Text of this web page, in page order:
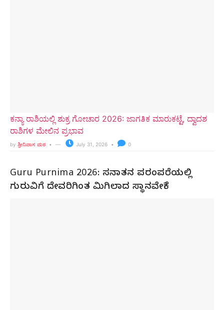
ಕನ್ಯಾ ರಾಶಿಯಲ್ಲಿ ಶುಕ್ರ ಗೋಚಾರ 2026: ಜಾಗತಿಕ ಮಾರುಕಟ್ಟೆ, ದ್ವಾದಶ
ರಾಶಿಗಳ ಮೇಲಿನ ಪ್ರಭಾವ
by ಶ್ರೀನಿವಾಸ ಮಠ July 31, 2026 0
Guru Purnima 2026: ಸನಾತನ ಪರಂಪರೆಯಲ್ಲಿ
ಗುರುವಿಗೆ ದೇವರಿಗಿಂತ ಮಿಗಿಲಾದ ಸ್ಥಾನವೇಕೆ?